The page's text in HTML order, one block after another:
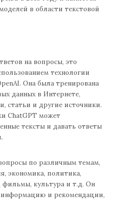
в области текстовой
на вопросы, это
технологии
Она была тренирована
данных в Интернете,
статьи и другие источники.
ChatGPT может
тексты и давать ответы
по различным темам,
экономика, политика,
фильмы, культура и т.д. Он
и рекомендации,